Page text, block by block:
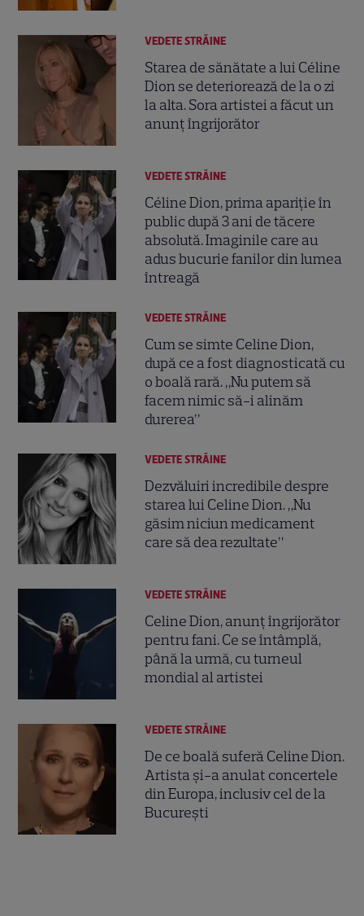
VEDETE STRĂINE
Starea de sănătate a lui Céline
Dion se deteriorează de la o zi
la alta. Sora artistei a făcut un
anunț îngrijorător
VEDETE STRĂINE
Céline Dion, prima apariție în
public după 3 ani de tăcere
absolută. Imaginile care au
adus bucurie fanilor din lumea
întreagă
VEDETE STRĂINE
Cum se simte Celine Dion,
după ce a fost diagnosticată cu
o boală rară. „Nu putem să
facem nimic să-i alinăm
durerea”
VEDETE STRĂINE
Dezvăluiri incredibile despre
starea lui Celine Dion. „Nu
găsim niciun medicament
care să dea rezultate”
VEDETE STRĂINE
Celine Dion, anunț îngrijorător
pentru fani. Ce se întâmplă,
până la urmă, cu turneul
mondial al artistei
VEDETE STRĂINE
De ce boală suferă Celine Dion.
Artista și-a anulat concertele
din Europa, inclusiv cel de la
București